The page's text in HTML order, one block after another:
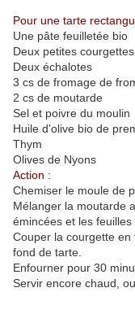
Pour une tarte
Une pâte feuilletée bio
Deux petites
Deux échalotes
3 cs de fromage de
2 cs de moutarde
Sel et poivre du moulin
Huile d'olive bio de
Thym
Olives de Nyons
Action :
Chemiser le moule de
Mélanger la moutarde
émincées et les
Couper la courgette
fond de tarte.
Enfourner pour 30
Servir encore chaud,